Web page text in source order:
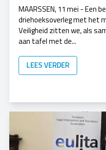
MAARSSEN, 11 mei - Een
driehoeksoverleg met het
Veiligheid zitten we, als
aan tafel met de...
LEES VERDER